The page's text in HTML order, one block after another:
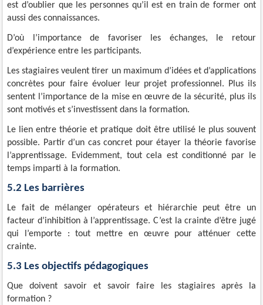
est d’oublier que les personnes qu’il est en train de former ont
aussi des connaissances.
D’où l’importance de favoriser les échanges, le retour
d’expérience entre les participants.
Les stagiaires veulent tirer un maximum d’idées et d’applications
concrètes pour faire évoluer leur projet professionnel. Plus ils
sentent l’importance de la mise en œuvre de la sécurité, plus ils
sont motivés et s’investissent dans la formation.
Le lien entre théorie et pratique doit être utilisé le plus souvent
possible. Partir d’un cas concret pour étayer la théorie favorise
l’apprentissage. Evidemment, tout cela est conditionné par le
temps imparti à la formation.
5.2 Les barrières
Le fait de mélanger opérateurs et hiérarchie peut être un
facteur d’inhibition à l’apprentissage. C’est la crainte d’être jugé
qui l’emporte : tout mettre en œuvre pour atténuer cette
crainte.
5.3 Les objectifs pédagogiques
Que doivent savoir et savoir faire les stagiaires après la
formation ?